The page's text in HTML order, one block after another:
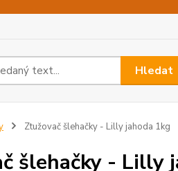
Hledat
Ztužovač šlehačky - Lilly jahoda 1kg
šlehačky - Lilly